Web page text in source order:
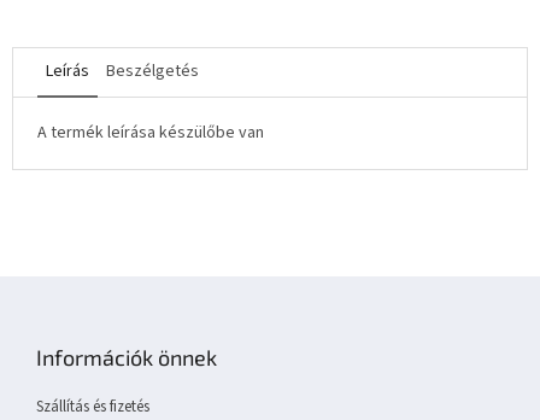
Leírás Beszélgetés
A termék leírása készülőbe van
Információk önnek
Szállítás és fizetés